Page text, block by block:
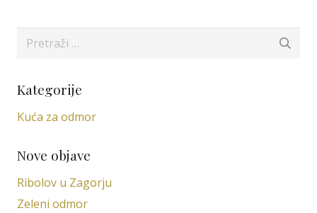
Pretraži:
Kategorije
Kuća za odmor
Nove objave
Ribolov u Zagorju
Zeleni odmor